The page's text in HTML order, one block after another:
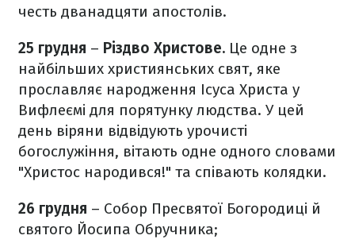
честь дванадцяти апостолів.
25 грудня – Різдво Христове. Це одне з
найбільших християнських свят, яке
прославляє народження Ісуса Христа у
Вифлеємі для порятунку людства. У цей
день віряни відвідують урочисті
богослужіння, вітають одне одного словами
"Христос народився!" та співають колядки.
26 грудня – Собор Пресвятої Богородиці й
святого Йосипа Обручника;